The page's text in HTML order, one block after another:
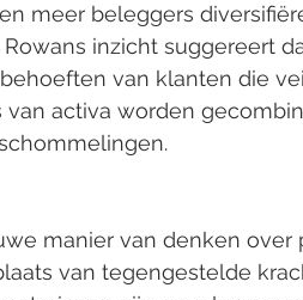
meer beleggers
inzicht suggereert
van klanten die
van activa worden
manier van denken over
van tegengestelde